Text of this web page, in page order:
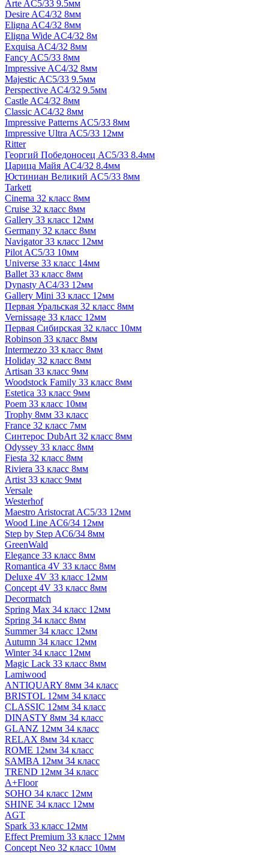
Arte AC5/33 9.5мм
Desire AC4/32 8мм
Eligna AC4/32 8мм
Eligna Wide AC4/32 8м
Exquisa AC4/32 8мм
Fancy AC5/33 8мм
Impressive AC4/32 8мм
Majestic AC5/33 9.5мм
Perspective AC4/32 9.5мм
Castle AC4/32 8мм
Classic AC4/32 8мм
Impressive Patterns AC5/33 8мм
Impressive Ultra AC5/33 12мм
Ritter
Георгий Победоносец AC5/33 8.4мм
Царица Майя AC4/32 8.4мм
Юстиниан Великий AC5/33 8мм
Tarkett
Cinema 32 класс 8мм
Cruise 32 класс 8мм
Gallery 33 класс 12мм
Germany 32 класс 8мм
Navigator 33 класс 12мм
Pilot AC5/33 10мм
Universe 33 класс 14мм
Ballet 33 класс 8мм
Dynasty AC4/33 12мм
Gallery Mini 33 класс 12мм
Первая Уральская 32 класс 8мм
Vernissage 33 класс 12мм
Первая Сибирская 32 класс 10мм
Robinson 33 класс 8мм
Intermezzo 33 класс 8мм
Holiday 32 класс 8мм
Artisan 33 класс 9мм
Woodstock Family 33 класс 8мм
Estetica 33 класс 9мм
Poem 33 класс 10мм
Trophy 8мм 33 класс
France 32 класс 7мм
Синтерос DubArt 32 класс 8мм
Odyssey 33 класс 8мм
Fiesta 32 класс 8мм
Riviera 33 класс 8мм
Artist 33 класс 9мм
Versale
Westerhof
Maestro Aristocrat AC5/33 12мм
Wood Line AC6/34 12мм
Step by Step AC6/34 8мм
GreenWald
Elegance 33 класс 8мм
Romantica 4V 33 класс 8мм
Deluxe 4V 33 класс 12мм
Concept 4V 33 класс 8мм
Decormatch
Spring Max 34 класс 12мм
Spring 34 класс 8мм
Summer 34 класс 12мм
Autumn 34 класс 12мм
Winter 34 класс 12мм
Magic Lack 33 класс 8мм
Lamiwood
ANTIQUARY 8мм 34 класс
BRISTOL 12мм 34 класс
CLASSIC 12мм 34 класс
DINASTY 8мм 34 класс
GLANZ 12мм 34 класс
RELAX 8мм 34 класс
ROME 12мм 34 класс
SAMBA 12мм 34 класс
TREND 12мм 34 класс
A+Floor
SOHO 34 класс 12мм
SHINE 34 класс 12мм
AGT
Spark 33 класс 12мм
Effect Premium 33 класс 12мм
Concept Neo 32 класс 10мм